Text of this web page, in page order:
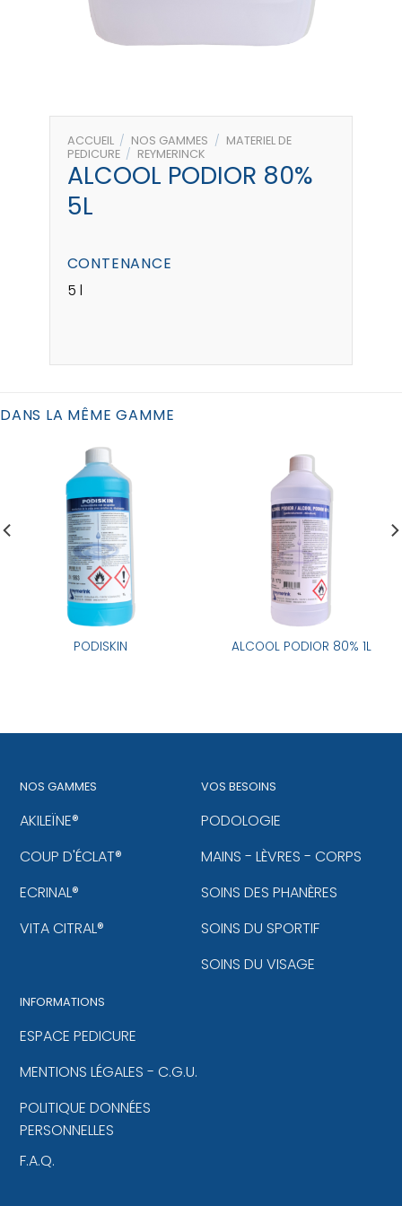
ACCUEIL / NOS GAMMES / MATERIEL DE
PEDICURE / REYMERINCK
ALCOOL PODIOR 80%
5L
CONTENANCE
5 l
DANS LA MÊME GAMME
PODISKIN ALCOOL PODIOR 80% 1L
NOS GAMMES
AKILEÏNE®
COUP D'ÉCLAT®
ECRINAL®
VITA CITRAL®
VOS BESOINS
PODOLOGIE
MAINS - LÈVRES - CORPS
SOINS DES PHANÈRES
SOINS DU SPORTIF
SOINS DU VISAGE
INFORMATIONS
ESPACE PEDICURE
MENTIONS LÉGALES - C.G.U.
POLITIQUE DONNÉES
PERSONNELLES
F.A.Q.